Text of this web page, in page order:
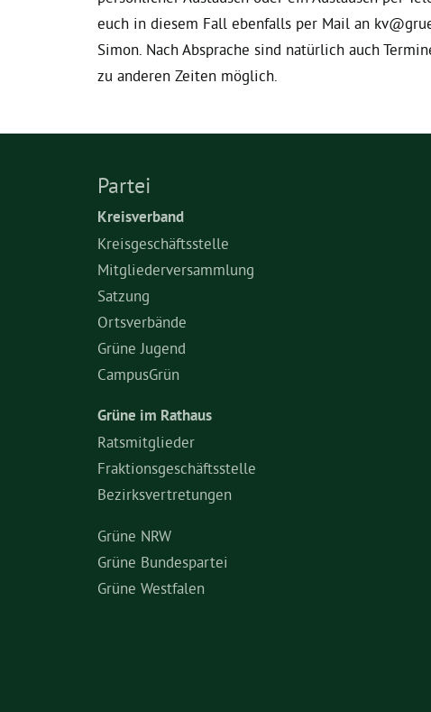
euch in diesem Fall ebenfalls per Mail an
Simon. Nach Absprache sind natürlich auch
zu anderen Zeiten möglich.
Partei
Kreisverband
Kreisgeschäftsstelle
Mitgliederversammlung
Satzung
Ortsverbände
Grüne Jugend
CampusGrün
Grüne im Rathaus
Ratsmitglieder
Fraktionsgeschäftsstelle
Bezirksvertretungen
Grüne NRW
Grüne Bundespartei
Grüne Westfalen